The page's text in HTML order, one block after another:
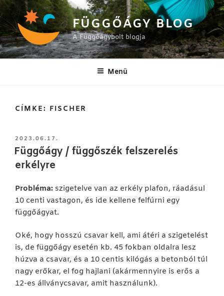
Tartalomhoz
FÜGGŐÁGY BLOG
A Függőágybolt blogja
Menü
CÍMKE: FISCHER
BEKÜLDVE:
2023.06.17.
Függőágy / függőszék felszerelés
erkélyre
Probléma: szigetelve van az erkély plafon, ráadásul
10 centi vastagon, és ide kellene felfúrni egy
függőágyat.
Oké, hogy hosszú csavar kell, ami átéri a szigetelést
is, de függőágy esetén kb. 45 fokban oldalra lesz
húzva a csavar, és a 10 centis kilógás a betonból túl
nagy erőkar, el fog hajlani (akármennyire is erős a
12-es állványcsavar, amit használunk).